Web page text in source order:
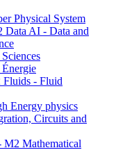
Physical System
AI - Data and
- Fluid
Energy physics
Circuits and
Mathematical